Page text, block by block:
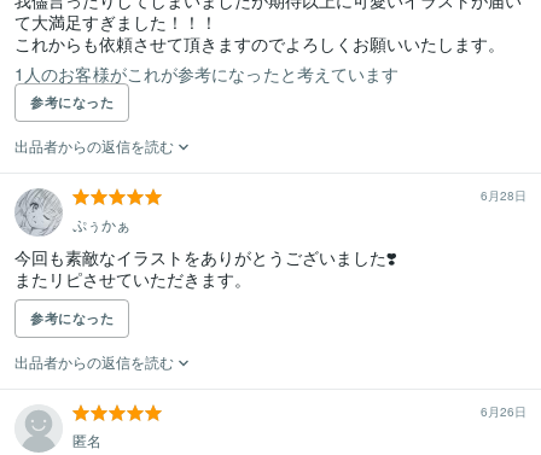
て大満足すぎました！！！
1人のお客様がこれが参考になったと考えています
参考になった
出品者からの返信を読む
6月28日
ぷぅかぁ
今回も素敵なイラストをありがとうございました❣️
またリピさせていただきます。
参考になった
出品者からの返信を読む
6月26日
匿名